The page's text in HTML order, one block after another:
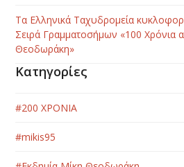
Τα Ελληνικά Ταχυδρομεία
Σειρά Γραμματοσήμων «100 Χρόνια
Θεοδωράκη»
Κατηγορίες
#200 ΧΡΟΝΙΑ
#mikis95